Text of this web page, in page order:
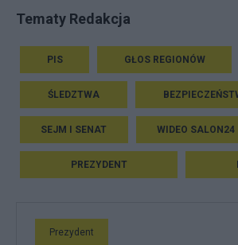
Tematy Redakcja
PIS GŁOS REGIONÓW
ŚLEDZTWA
SEJM I SENAT WIDEO SALON24
PREZYDENT
Prezydent